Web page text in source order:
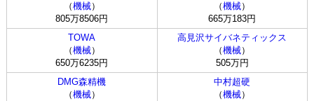
（機械）
805万8506円
（機械）
665万183円
TOWA
（機械）
650万6235円
高見沢サイバネティックス
（機械）
505万円
DMG森精機
（機械）
中村超硬
（機械）